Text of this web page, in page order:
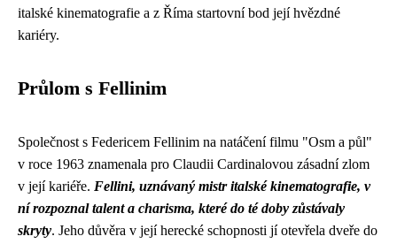
italské kinematografie a z Říma startovní bod její hvězdné
kariéry.
Průlom s Fellinim
Společnost s Federicem Fellinim na natáčení filmu "Osm a půl"
v roce 1963 znamenala pro Claudii Cardinalovou zásadní zlom
v její kariéře. Fellini, uznávaný mistr italské kinematografie, v
ní rozpoznal talent a charisma, které do té doby zůstávaly
skryty. Jeho důvěra v její herecké schopnosti jí otevřela dveře do